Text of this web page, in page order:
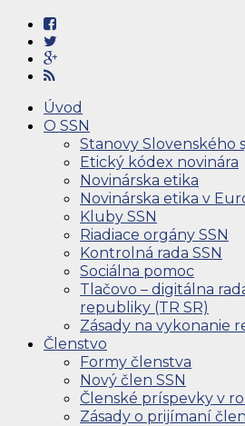
Úvod
O SSN
Stanovy Slovenského
Etický kódex novinára
Novinárska etika
Novinárska etika v
Kluby SSN
Riadiace orgány SSN
Kontrolná rada SSN
Sociálna pomoc
Tlačovo – digitálna
republiky (TR SR)
Zásady na vykonanie
Členstvo
Formy členstva
Nový člen SSN
Členské príspevky v
Zásady o prijímaní